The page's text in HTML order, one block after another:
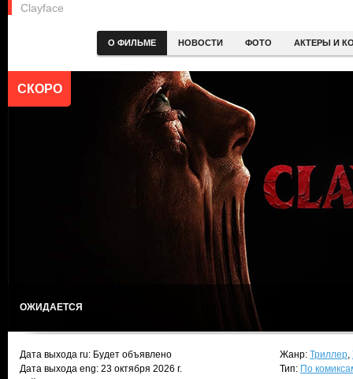
Clayface
О ФИЛЬМЕ НОВОСТИ ФОТО АКТЕРЫ И
ОЖИДАЕТСЯ
СКОРО
Дата выхода ru: Будет объявлено
Дата выхода eng: 23 октября 2026 г.
Жанр: Триллер,
Тип: По